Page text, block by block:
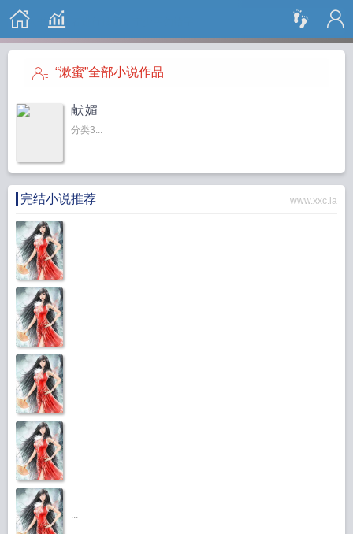
搜 索
“漱蜜”全部小说作品
献媚
分类3...
完结小说推荐 www.xxc.la
...
...
...
...
...